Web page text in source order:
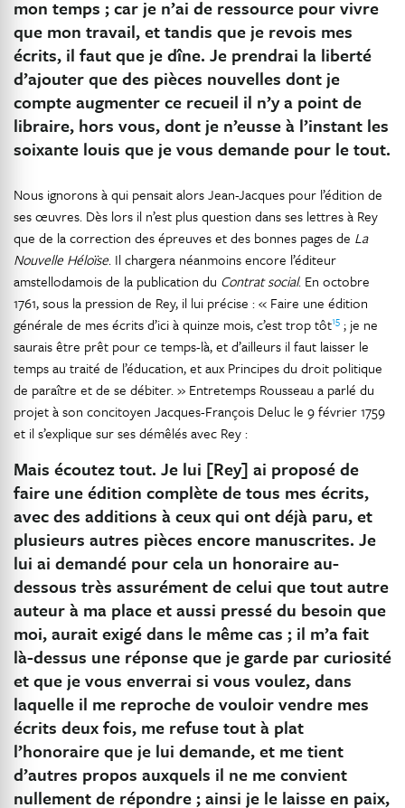
mon temps ; car je n’ai de ressource pour vivre
que mon travail, et tandis que je revois mes
écrits, il faut que je dîne. Je prendrai la liberté
d’ajouter que des pièces nouvelles dont je
compte augmenter ce recueil il n’y a point de
libraire, hors vous, dont je n’eusse à l’instant les
soixante louis que je vous demande pour le tout.
Nous ignorons à qui pensait alors Jean-Jacques pour l’édition de
ses œuvres. Dès lors il n’est plus question dans ses lettres à Rey
que de la correction des épreuves et des bonnes pages de La
Nouvelle Héloïse. Il chargera néanmoins encore l’éditeur
amstellodamois de la publication du Contrat social. En octobre
1761, sous la pression de Rey, il lui précise : « Faire une édition
générale de mes écrits d’ici à quinze mois, c’est trop tôt15 ; je ne
saurais être prêt pour ce temps-là, et d’ailleurs il faut laisser le
temps au traité de l’éducation, et aux Principes du droit politique
de paraître et de se débiter. » Entretemps Rousseau a parlé du
projet à son concitoyen Jacques-François Deluc le 9 février 1759
et il s’explique sur ses démêlés avec Rey :
Mais écoutez tout. Je lui [Rey] ai proposé de
faire une édition complète de tous mes écrits,
avec des additions à ceux qui ont déjà paru, et
plusieurs autres pièces encore manuscrites. Je
lui ai demandé pour cela un honoraire au-
dessous très assurément de celui que tout autre
auteur à ma place et aussi pressé du besoin que
moi, aurait exigé dans le même cas ; il m’a fait
là-dessus une réponse que je garde par curiosité
et que je vous enverrai si vous voulez, dans
laquelle il me reproche de vouloir vendre mes
écrits deux fois, me refuse tout à plat
l’honoraire que je lui demande, et me tient
d’autres propos auxquels il ne me convient
nullement de répondre ; ainsi je le laisse en paix,